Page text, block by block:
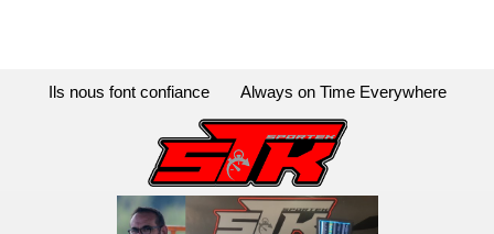
Ils nous font confiance Always on Time Everywhere